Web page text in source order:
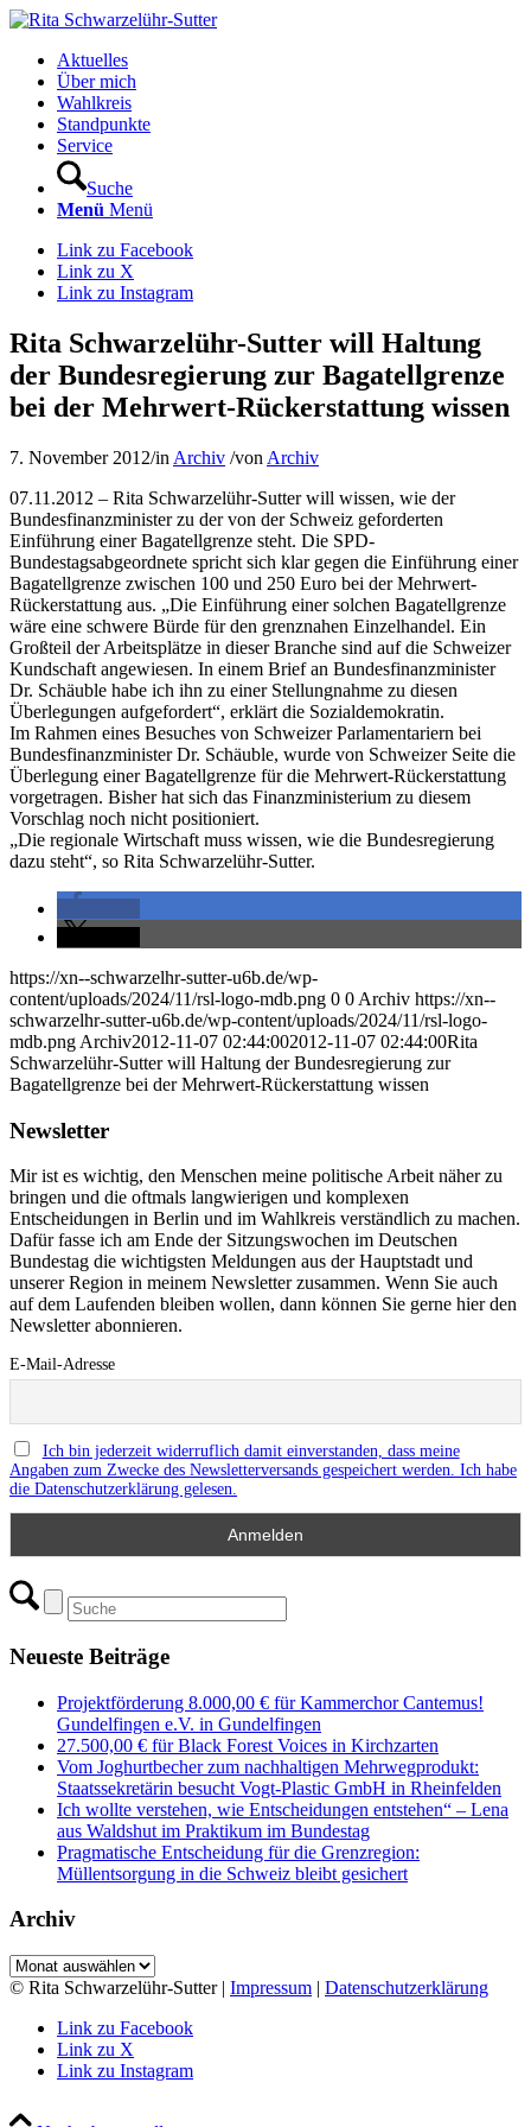
Aktuelles
Über mich
Wahlkreis
Standpunkte
Service
Suche
Menü Menü
Link zu Facebook
Link zu X
Link zu Instagram
Rita Schwarzelühr-Sutter will Haltung
der Bundesregierung zur Bagatellgrenze
bei der Mehrwert-Rückerstattung wissen
7. November 2012/in Archiv /von Archiv
07.11.2012 – Rita Schwarzelühr-Sutter will wissen, wie der
Bundesfinanzminister zu der von der Schweiz geforderten
Einführung einer Bagatellgrenze steht. Die SPD-
Bundestagsabgeordnete spricht sich klar gegen die Einführung einer
Bagatellgrenze zwischen 100 und 250 Euro bei der Mehrwert-
Rückerstattung aus. „Die Einführung einer solchen Bagatellgrenze
wäre eine schwere Bürde für den grenznahen Einzelhandel. Ein
Großteil der Arbeitsplätze in dieser Branche sind auf die Schweizer
Kundschaft angewiesen. In einem Brief an Bundesfinanzminister
Dr. Schäuble habe ich ihn zu einer Stellungnahme zu diesen
Überlegungen aufgefordert“, erklärt die Sozialdemokratin.
Im Rahmen eines Besuches von Schweizer Parlamentariern bei
Bundesfinanzminister Dr. Schäuble, wurde von Schweizer Seite die
Überlegung einer Bagatellgrenze für die Mehrwert-Rückerstattung
vorgetragen. Bisher hat sich das Finanzministerium zu diesem
Vorschlag noch nicht positioniert.
„Die regionale Wirtschaft muss wissen, wie die Bundesregierung
dazu steht“, so Rita Schwarzelühr-Sutter.
https://xn--schwarzelhr-sutter-u6b.de/wp-
content/uploads/2024/11/rsl-logo-mdb.png 0 0 Archiv https://xn--
schwarzelhr-sutter-u6b.de/wp-content/uploads/2024/11/rsl-logo-
mdb.png Archiv2012-11-07 02:44:002012-11-07 02:44:00Rita
Schwarzelühr-Sutter will Haltung der Bundesregierung zur
Bagatellgrenze bei der Mehrwert-Rückerstattung wissen
Newsletter
Mir ist es wichtig, den Menschen meine politische Arbeit näher zu
bringen und die oftmals langwierigen und komplexen
Entscheidungen in Berlin und im Wahlkreis verständlich zu machen.
Dafür fasse ich am Ende der Sitzungswochen im Deutschen
Bundestag die wichtigsten Meldungen aus der Hauptstadt und
unserer Region in meinem Newsletter zusammen. Wenn Sie auch
auf dem Laufenden bleiben wollen, dann können Sie gerne hier den
Newsletter abonnieren.
E-Mail-Adresse
Ich bin jederzeit widerruflich damit einverstanden, dass meine
Angaben zum Zwecke des Newsletterversands gespeichert werden. Ich habe
die Datenschutzerklärung gelesen.
Neueste Beiträge
Projektförderung 8.000,00 € für Kammerchor Cantemus!
Gundelfingen e.V. in Gundelfingen
27.500,00 € für Black Forest Voices in Kirchzarten
Vom Joghurtbecher zum nachhaltigen Mehrwegprodukt:
Staatssekretärin besucht Vogt-Plastic GmbH in Rheinfelden
Ich wollte verstehen, wie Entscheidungen entstehen“ – Lena
aus Waldshut im Praktikum im Bundestag
Pragmatische Entscheidung für die Grenzregion:
Müllentsorgung in die Schweiz bleibt gesichert
Archiv
Archiv
© Rita Schwarzelühr-Sutter | Impressum | Datenschutzerklärung
Link zu Facebook
Link zu X
Link zu Instagram